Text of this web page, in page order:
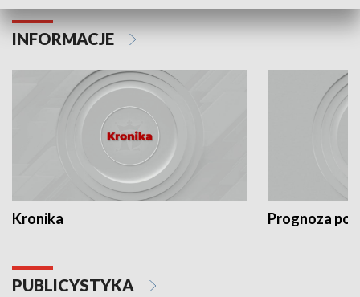
INFORMACJE
Kronika Prognoza
PUBLICYSTYKA